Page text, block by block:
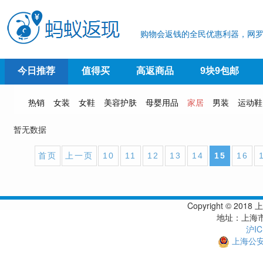
购物会返钱的全民优惠利器，网
今日推荐 值得买 高返商品 9块9包邮
热销 女装 女鞋 美容护肤 母婴用品 家居 男装 运动鞋
暂无数据
首页 上一页 10 11 12 13 14 15 16
Copyright © 2018
地址：上海
沪
上海公